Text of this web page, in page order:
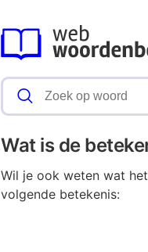
Wat is de
Wil je ook weten wat
volgende betekenis: